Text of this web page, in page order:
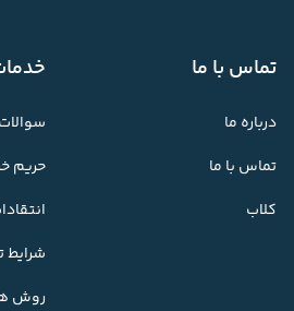
تماس با ما
درباره ما
تماس با ما
کلاب
حریم
شرایط
روش